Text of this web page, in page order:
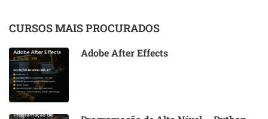
CURSOS MAIS PROCURADOS
Adobe After Effects